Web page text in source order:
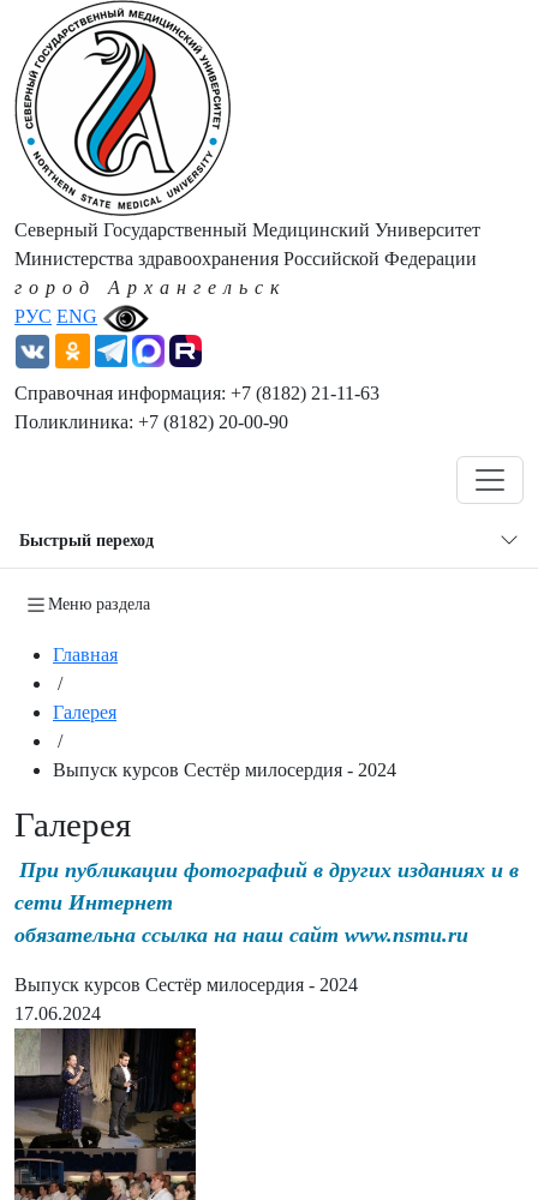
РУС ENG
Северный Государственный Медицинский Университет
Министерства здравоохранения Российской Федерации
город Архангельск
Справочная информация: +7 (8182) 21-11-63
Поликлиника: +7 (8182) 20-00-90
Быстрый переход
Меню раздела
Главная
/
Галерея
/
Выпуск курсов Сестёр милосердия - 2024
Галерея
При публикации фотографий в других изданиях и в
сети Интернет
обязательна ссылка на наш сайт www.nsmu.ru
Выпуск курсов Сестёр милосердия - 2024
17.06.2024